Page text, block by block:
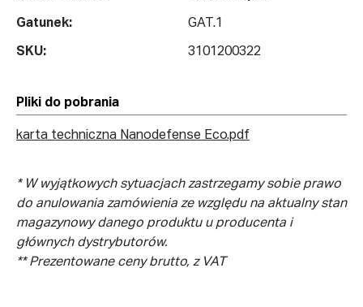
Gatunek: GAT.1
SKU: 3101200322
Pliki do pobrania
karta techniczna Nanodefense Eco.pdf
* W wyjątkowych sytuacjach zastrzegamy sobie prawo
do anulowania zamówienia ze względu na aktualny stan
magazynowy danego produktu u producenta i
głównych dystrybutorów.
** Prezentowane ceny brutto, z VAT